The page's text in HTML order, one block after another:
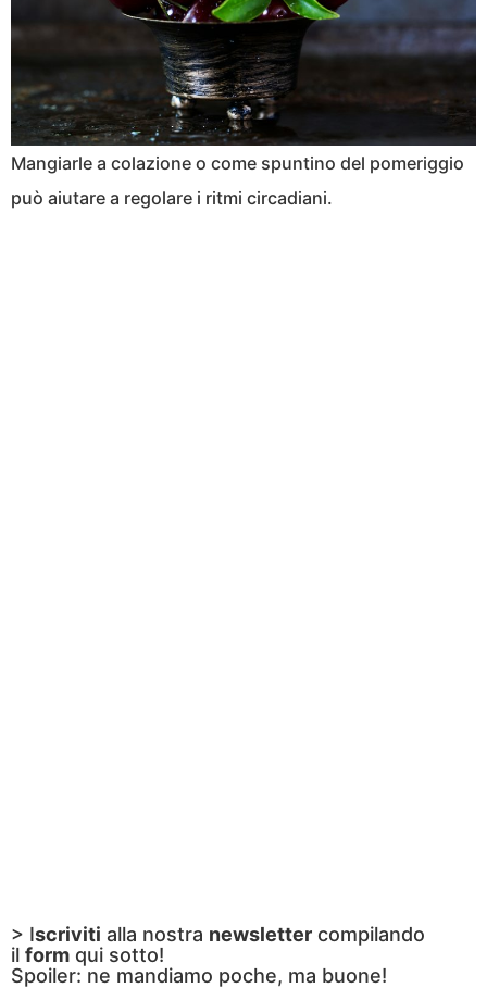
Mangiarle a colazione o come spuntino del pomeriggio
può aiutare a regolare i ritmi circadiani.
> Iscriviti alla nostra newsletter compilando
il form qui sotto!
Spoiler: ne mandiamo poche, ma buone!